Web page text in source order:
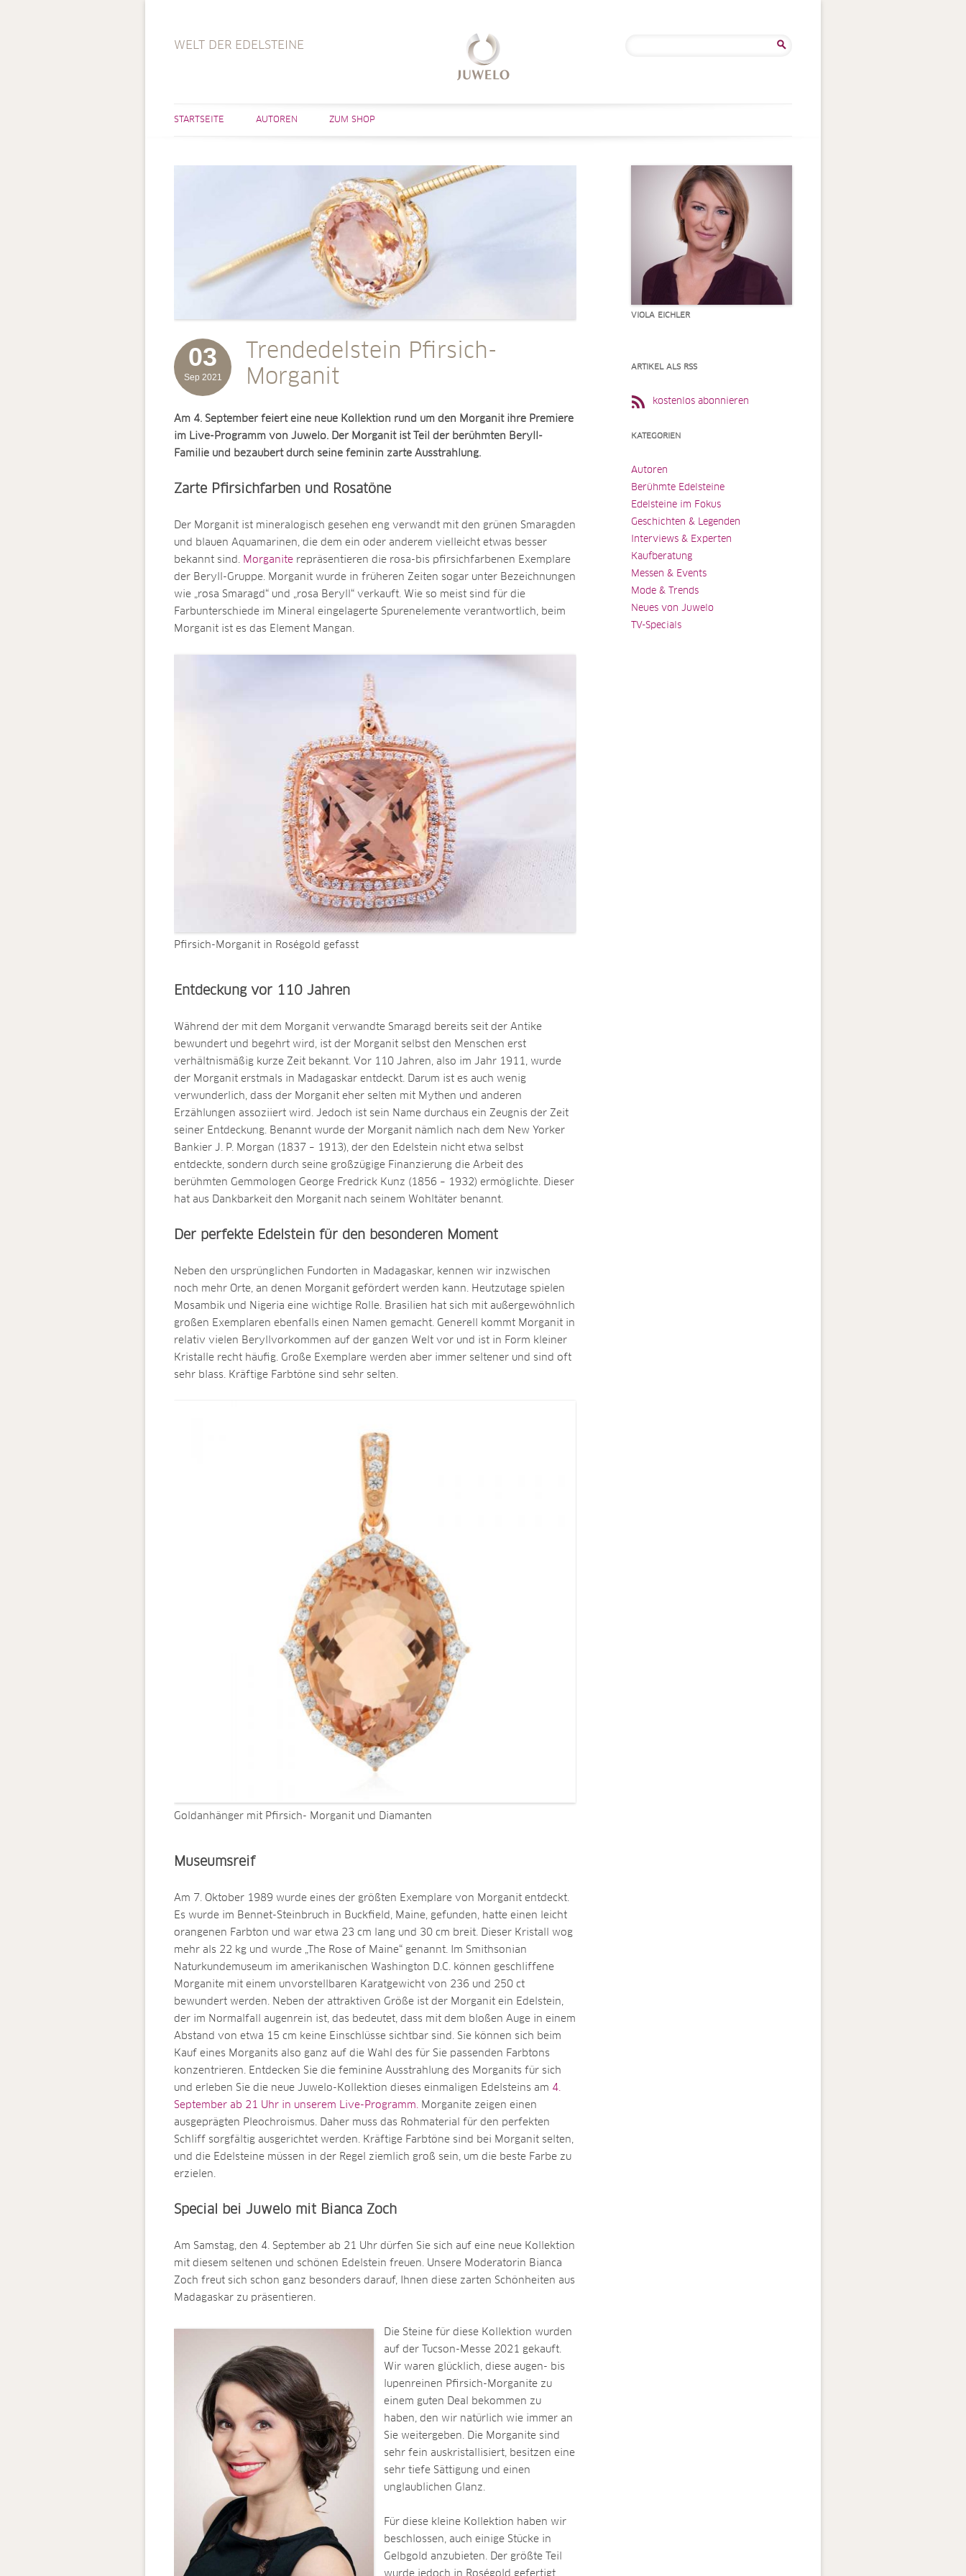
WELT DER EDELSTEINE
STARTSEITE AUTOREN ZUM SHOP
03
Sep 2021
Trendedelstein Pfirsich-
Morganit
Am 4. September feiert eine neue Kollektion rund um den Morganit ihre Premiere
im Live-Programm von Juwelo. Der Morganit ist Teil der berühmten Beryll-
Familie und bezaubert durch seine feminin zarte Ausstrahlung.
Zarte Pfirsichfarben und Rosatöne
Der Morganit ist mineralogisch gesehen eng verwandt mit den grünen Smaragden
und blauen Aquamarinen, die dem ein oder anderem vielleicht etwas besser
bekannt sind. Morganite repräsentieren die rosa-bis pfirsichfarbenen Exemplare
der Beryll-Gruppe. Morganit wurde in früheren Zeiten sogar unter Bezeichnungen
wie „rosa Smaragd“ und „rosa Beryll“ verkauft. Wie so meist sind für die
Farbunterschiede im Mineral eingelagerte Spurenelemente verantwortlich, beim
Morganit ist es das Element Mangan.
Pfirsich-Morganit in Roségold gefasst
Entdeckung vor 110 Jahren
Während der mit dem Morganit verwandte Smaragd bereits seit der Antike
bewundert und begehrt wird, ist der Morganit selbst den Menschen erst
verhältnismäßig kurze Zeit bekannt. Vor 110 Jahren, also im Jahr 1911, wurde
der Morganit erstmals in Madagaskar entdeckt. Darum ist es auch wenig
verwunderlich, dass der Morganit eher selten mit Mythen und anderen
Erzählungen assoziiert wird. Jedoch ist sein Name durchaus ein Zeugnis der Zeit
seiner Entdeckung. Benannt wurde der Morganit nämlich nach dem New Yorker
Bankier J. P. Morgan (1837 – 1913), der den Edelstein nicht etwa selbst
entdeckte, sondern durch seine großzügige Finanzierung die Arbeit des
berühmten Gemmologen George Fredrick Kunz (1856 – 1932) ermöglichte. Dieser
hat aus Dankbarkeit den Morganit nach seinem Wohltäter benannt.
Der perfekte Edelstein für den besonderen Moment
Neben den ursprünglichen Fundorten in Madagaskar, kennen wir inzwischen
noch mehr Orte, an denen Morganit gefördert werden kann. Heutzutage spielen
Mosambik und Nigeria eine wichtige Rolle. Brasilien hat sich mit außergewöhnlich
großen Exemplaren ebenfalls einen Namen gemacht. Generell kommt Morganit in
relativ vielen Beryllvorkommen auf der ganzen Welt vor und ist in Form kleiner
Kristalle recht häufig. Große Exemplare werden aber immer seltener und sind oft
sehr blass. Kräftige Farbtöne sind sehr selten.
Goldanhänger mit Pfirsich- Morganit und Diamanten
Museumsreif
Am 7. Oktober 1989 wurde eines der größten Exemplare von Morganit entdeckt.
Es wurde im Bennet-Steinbruch in Buckfield, Maine, gefunden, hatte einen leicht
orangenen Farbton und war etwa 23 cm lang und 30 cm breit. Dieser Kristall wog
mehr als 22 kg und wurde „The Rose of Maine“ genannt. Im Smithsonian
Naturkundemuseum im amerikanischen Washington D.C. können geschliffene
Morganite mit einem unvorstellbaren Karatgewicht von 236 und 250 ct
bewundert werden. Neben der attraktiven Größe ist der Morganit ein Edelstein,
der im Normalfall augenrein ist, das bedeutet, dass mit dem bloßen Auge in einem
Abstand von etwa 15 cm keine Einschlüsse sichtbar sind. Sie können sich beim
Kauf eines Morganits also ganz auf die Wahl des für Sie passenden Farbtons
konzentrieren. Entdecken Sie die feminine Ausstrahlung des Morganits für sich
und erleben Sie die neue Juwelo-Kollektion dieses einmaligen Edelsteins am 4.
September ab 21 Uhr in unserem Live-Programm. Morganite zeigen einen
ausgeprägten Pleochroismus. Daher muss das Rohmaterial für den perfekten
Schliff sorgfältig ausgerichtet werden. Kräftige Farbtöne sind bei Morganit selten,
und die Edelsteine müssen in der Regel ziemlich groß sein, um die beste Farbe zu
erzielen.
Special bei Juwelo mit Bianca Zoch
Am Samstag, den 4. September ab 21 Uhr dürfen Sie sich auf eine neue Kollektion
mit diesem seltenen und schönen Edelstein freuen. Unsere Moderatorin Bianca
Zoch freut sich schon ganz besonders darauf, Ihnen diese zarten Schönheiten aus
Madagaskar zu präsentieren.
Die Steine für diese Kollektion wurden
auf der Tucson-Messe 2021 gekauft.
Wir waren glücklich, diese augen- bis
lupenreinen Pfirsich-Morganite zu
einem guten Deal bekommen zu
haben, den wir natürlich wie immer an
Sie weitergeben. Die Morganite sind
sehr fein auskristallisiert, besitzen eine
sehr tiefe Sättigung und einen
unglaublichen Glanz.
Für diese kleine Kollektion haben wir
beschlossen, auch einige Stücke in
Gelbgold anzubieten. Der größte Teil
VIOLA EICHLER
ARTIKEL ALS RSS
kostenlos abonnieren
KATEGORIEN
Autoren
Berühmte Edelsteine
Edelsteine im Fokus
Geschichten & Legenden
Interviews & Experten
Kaufberatung
Messen & Events
Mode & Trends
Neues von Juwelo
TV-Specials